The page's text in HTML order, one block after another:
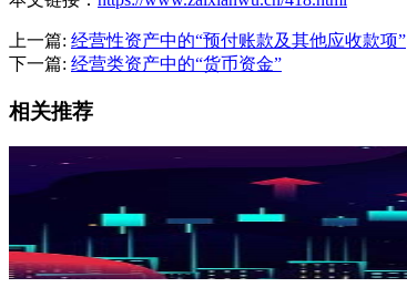
上一篇: 经营性资产中的“预付账款及其他应收款项”
下一篇: 经营类资产中的“货币资金”
相关推荐